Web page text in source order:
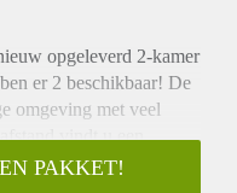
opgeleverd 2-kamer
er 2 beschikbaar! De
omgeving met veel
vindt u een
het centrum van
PAKKET!